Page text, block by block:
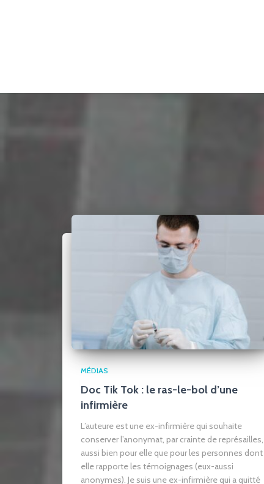
MÉDIAS
Doc Tik Tok : le ras-le-bol d’une
infirmière
L’auteure est une ex-infirmière qui souhaite
conserver l’anonymat, par crainte de représailles,
aussi bien pour elle que pour les personnes dont
elle rapporte les témoignages (eux-aussi
anonymes). Je suis une ex-infirmière qui a quitté